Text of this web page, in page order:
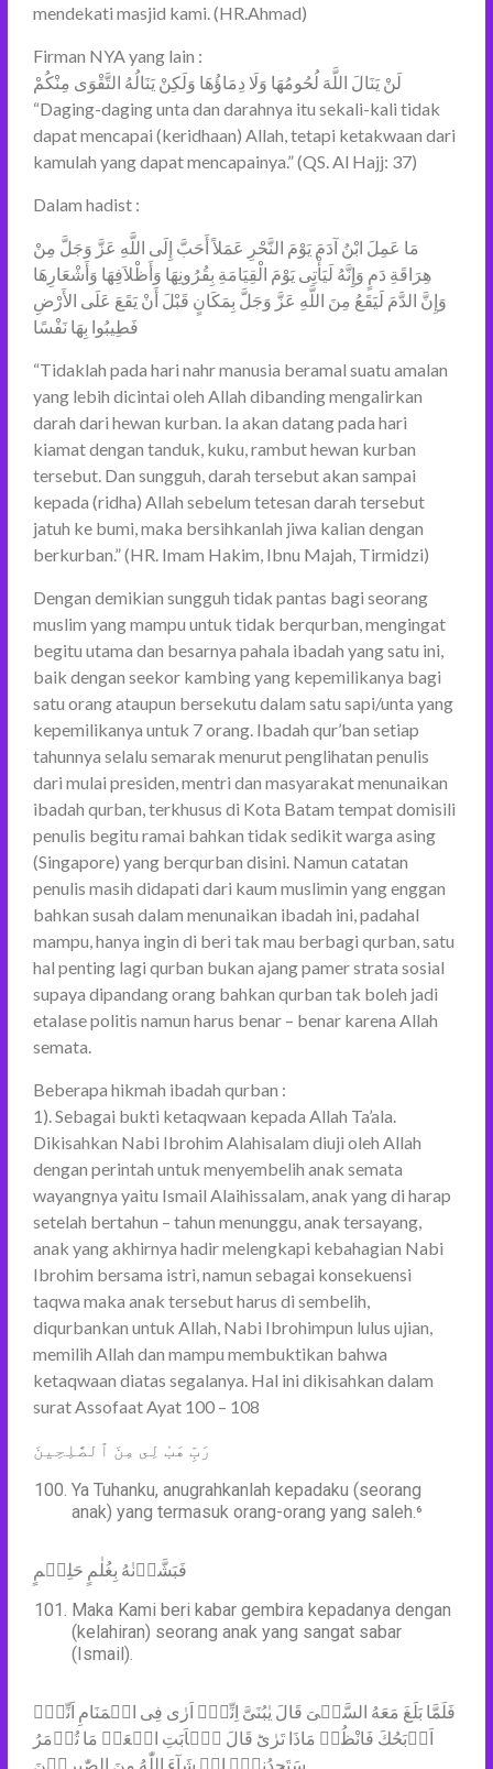
mendekati masjid kami. (HR.Ahmad)
Firman NYA yang lain :
لَنْ يَنَالَ اللَّهَ لُحُومُهَا وَلَا دِمَاؤُهَا وَلَكِنْ يَنَالُهُ التَّقْوَى مِنْكُمْ
“Daging-daging unta dan darahnya itu sekali-kali tidak
dapat mencapai (keridhaan) Allah, tetapi ketakwaan dari
kamulah yang dapat mencapainya.” (QS. Al Hajj: 37)
Dalam hadist :
مَا عَمِلَ ابْنُ آدَمَ يَوْمَ النَّحْرِ عَمَلاً أَحَبَّ إِلَى اللَّهِ عَزَّ وَجَلَّ مِنْ
هِرَاقَةِ دَمٍ وَإِنَّهُ لَيَأْتِى يَوْمَ الْقِيَامَةِ بِقُرُونِهَا وَأَظْلاَفِهَا وَأَشْعَارِهَا
وَإِنَّ الدَّمَ لَيَقَعُ مِنَ اللَّهِ عَزَّ وَجَلَّ بِمَكَانٍ قَبْلَ أَنْ يَقَعَ عَلَى الأَرْضِ
فَطِيبُوا بِهَا نَفْسًا
“Tidaklah pada hari nahr manusia beramal suatu amalan
yang lebih dicintai oleh Allah dibanding mengalirkan
darah dari hewan kurban. Ia akan datang pada hari
kiamat dengan tanduk, kuku, rambut hewan kurban
tersebut. Dan sungguh, darah tersebut akan sampai
kepada (ridha) Allah sebelum tetesan darah tersebut
jatuh ke bumi, maka bersihkanlah jiwa kalian dengan
berkurban.” (HR. Imam Hakim, Ibnu Majah, Tirmidzi)
Dengan demikian sungguh tidak pantas bagi seorang
muslim yang mampu untuk tidak berqurban, mengingat
begitu utama dan besarnya pahala ibadah yang satu ini,
baik dengan seekor kambing yang kepemilikanya bagi
satu orang ataupun bersekutu dalam satu sapi/unta yang
kepemilikanya untuk 7 orang. Ibadah qur’ban setiap
tahunnya selalu semarak menurut penglihatan penulis
dari mulai presiden, mentri dan masyarakat menunaikan
ibadah qurban, terkhusus di Kota Batam tempat domisili
penulis begitu ramai bahkan tidak sedikit warga asing
(Singapore) yang berqurban disini. Namun catatan
penulis masih didapati dari kaum muslimin yang enggan
bahkan susah dalam menunaikan ibadah ini, padahal
mampu, hanya ingin di beri tak mau berbagi qurban, satu
hal penting lagi qurban bukan ajang pamer strata sosial
supaya dipandang orang bahkan qurban tak boleh jadi
etalase politis namun harus benar – benar karena Allah
semata.
Beberapa hikmah ibadah qurban :
1). Sebagai bukti ketaqwaan kepada Allah Ta’ala.
Dikisahkan Nabi Ibrohim Alahisalam diuji oleh Allah
dengan perintah untuk menyembelih anak semata
wayangnya yaitu Ismail Alaihissalam, anak yang di harap
setelah bertahun – tahun menunggu, anak tersayang,
anak yang akhirnya hadir melengkapi kebahagian Nabi
Ibrohim bersama istri, namun sebagai konsekuensi
taqwa maka anak tersebut harus di sembelih,
diqurbankan untuk Allah, Nabi Ibrohimpun lulus ujian,
memilih Allah dan mampu membuktikan bahwa
ketaqwaan diatas segalanya. Hal ini dikisahkan dalam
surat Assofaat Ayat 100 – 108
رَبِّ هَبْ لِى مِنَ ٱلصَّٰلِحِينَ
Ya Tuhanku, anugrahkanlah kepadaku (seorang
anak) yang termasuk orang-orang yang saleh.⁶
فَبَشَّرۡنٰهُ بِغُلٰمٍ حَلِيۡمٍ
Maka Kami beri kabar gembira kepadanya dengan
(kelahiran) seorang anak yang sangat sabar
(Ismail).
فَلَمَّا بَلَغَ مَعَهُ السَّعۡىَ قَالَ يٰبُنَىَّ اِنِّىۡۤ اَرٰى فِى الۡمَنَامِ اَنِّىۡۤ
اَذۡبَحُكَ فَانْظُرۡ مَاذَا تَرٰى‌ؕ قَالَ يٰۤاَبَتِ افۡعَلۡ مَا تُؤۡمَرُ‌
سَتَجِدُنِىۡۤ اِنۡ شَآءَ اللّٰهُ مِنَ الصّٰبِرِيۡنَ